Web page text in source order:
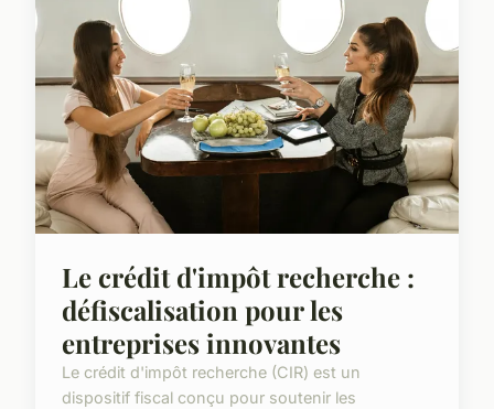
Le crédit d'impôt recherche :
défiscalisation pour les
entreprises innovantes
Le crédit d'impôt recherche (CIR) est un
dispositif fiscal conçu pour soutenir les